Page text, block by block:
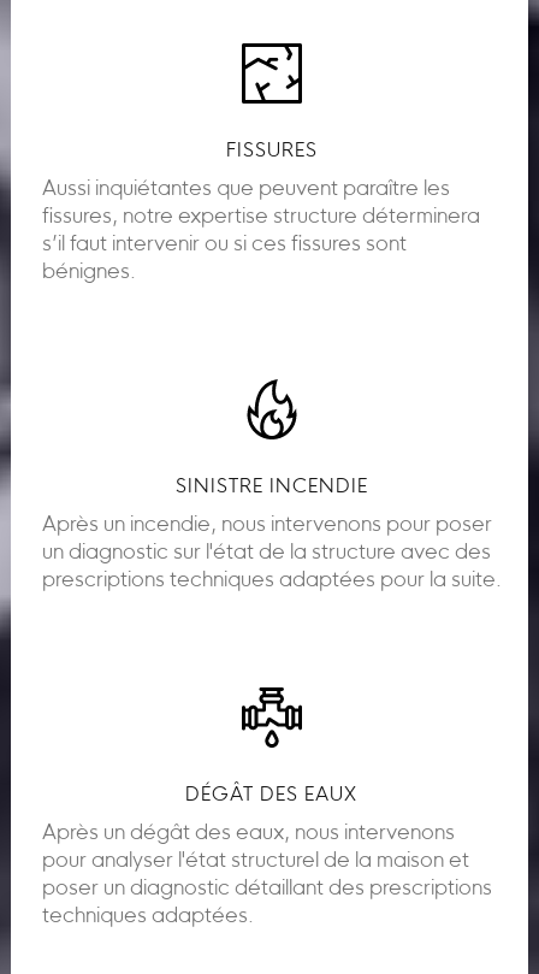
FISSURES
Aussi inquiétantes que peuvent paraître les
fissures, notre expertise structure déterminera
s’il faut intervenir ou si ces fissures sont
bénignes.
SINISTRE INCENDIE
Après un incendie, nous intervenons pour poser
un diagnostic sur l'état de la structure avec des
prescriptions techniques adaptées pour la suite.
DÉGÂT DES EAUX
Après un dégât des eaux, nous intervenons
pour analyser l'état structurel de la maison et
poser un diagnostic détaillant des prescriptions
techniques adaptées.